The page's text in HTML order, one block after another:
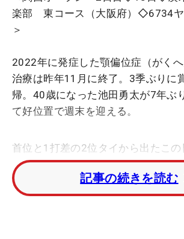
楽部 東コース（大阪府）◇6734ヤ
＞
2022年に発症した顎偏位症（がく
治療は昨年11月に終了。3季ぶりに
帰。40歳になった池田勇太が7年ぶ
て好位置で週末を迎える。
首位と1打差の2位タイから出たこ
1.2メートルのバーディパットを沈
パー4は「16～17メートル」カップ
連続バーディと、出だしから順調に
記事の続きを読む